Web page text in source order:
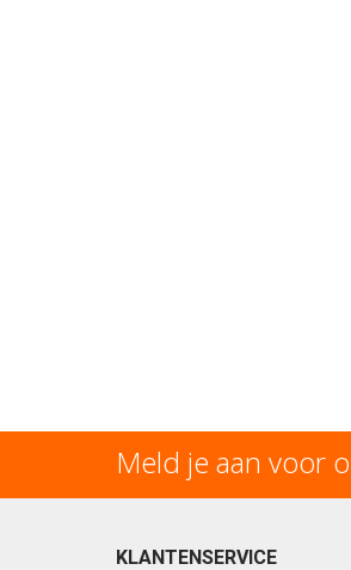
Meld je aan voor
KLANTENSERVICE